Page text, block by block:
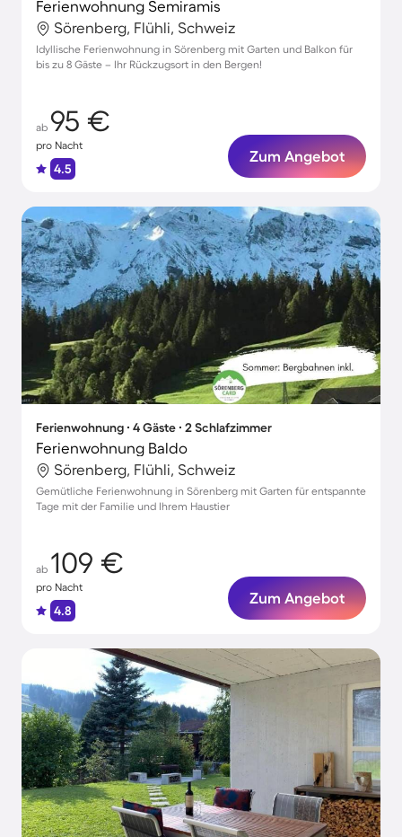
Ferienwohnung Semiramis
Sörenberg, Flühli, Schweiz
Idyllische Ferienwohnung in Sörenberg mit Garten und Balkon für
bis zu 8 Gäste – Ihr Rückzugsort in den Bergen!
ab 95 €
pro Nacht
4.5
Zum Angebot
Ferienwohnung ∙ 4 Gäste ∙ 2 Schlafzimmer
Ferienwohnung Baldo
Sörenberg, Flühli, Schweiz
Gemütliche Ferienwohnung in Sörenberg mit Garten für entspannte
Tage mit der Familie und Ihrem Haustier
ab 109 €
pro Nacht
4.8
Zum Angebot